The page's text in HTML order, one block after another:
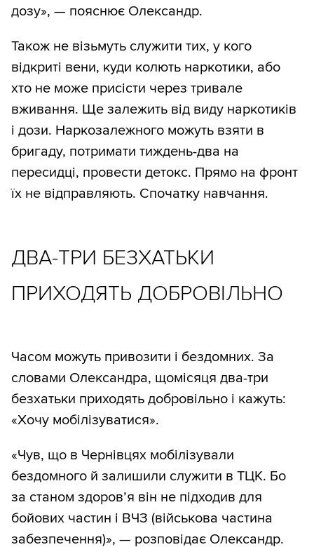
дозу», — пояснює Олександр.
Також не візьмуть служити тих, у кого
відкриті вени, куди колють наркотики, або
хто не може присісти через тривале
вживання. Ще залежить від виду наркотиків
і дози. Наркозалежного можуть взяти в
бригаду, потримати тиждень-два на
пересидці, провести детокс. Прямо на фронт
їх не відправляють. Спочатку навчання.
ДВА-ТРИ БЕЗХАТЬКИ
ПРИХОДЯТЬ ДОБРОВІЛЬНО
Часом можуть привозити і бездомних. За
словами Олександра, щомісяця два-три
безхатьки приходять добровільно і кажуть:
«Хочу мобілізуватися».
«Чув, що в Чернівцях мобілізували
бездомного й залишили служити в ТЦК. Бо
за станом здоров’я він не підходив для
бойових частин і ВЧЗ (військова частина
забезпечення)», — розповідає Олександр.